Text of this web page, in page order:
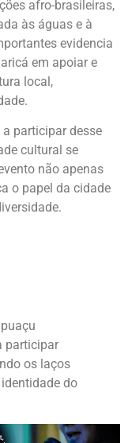
afro-brasileiras,
às águas e à
evidencia
em apoiar e
local,
participar desse
cultural se
não apenas
o papel da cidade
participar
os laços
do